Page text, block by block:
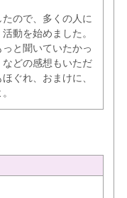
ので、多くの人に
動を始めました。
と聞いていたかっ
どの感想もいただ
ぐれ、おまけに、